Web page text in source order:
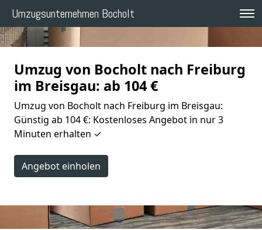
Umzugsunternehmen Bocholt
Umzug von Bocholt nach Freiburg
im Breisgau: ab 104 €
Umzug von Bocholt nach Freiburg im Breisgau:
Günstig ab 104 €: Kostenloses Angebot in nur 3
Minuten erhalten ✓
Angebot einholen